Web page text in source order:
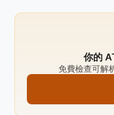
你的
免費檢查可解